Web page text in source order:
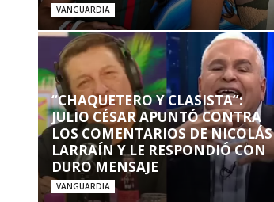
VANGUARDIA
“CHAQUETERO Y CLASISTA”:
JULIO CÉSAR APUNTÓ CONTRA
LOS COMENTARIOS DE NICOLÁS
LARRAÍN Y LE RESPONDIÓ CON
DURO MENSAJE
VANGUARDIA